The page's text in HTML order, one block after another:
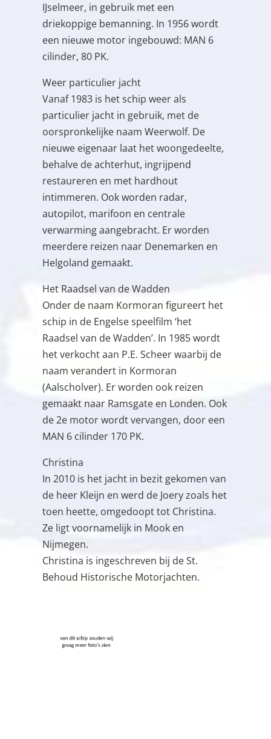
IJselmeer, in gebruik met een
driekoppige bemanning. In 1956 wordt
een nieuwe motor ingebouwd: MAN 6
cilinder, 80 PK.
Weer particulier jacht
Vanaf 1983 is het schip weer als
particulier jacht in gebruik, met de
oorspronkelijke naam Weerwolf. De
nieuwe eigenaar laat het woongedeelte,
behalve de achterhut, ingrijpend
restaureren en met hardhout
intimmeren. Ook worden radar,
autopilot, marifoon en centrale
verwarming aangebracht. Er worden
meerdere reizen naar Denemarken en
Helgoland gemaakt.
Het Raadsel van de Wadden
Onder de naam Kormoran figureert het
schip in de Engelse speelfilm ‘het
Raadsel van de Wadden’. In 1985 wordt
het verkocht aan P.E. Scheer waarbij de
naam verandert in Kormoran
(Aalscholver). Er worden ook reizen
gemaakt naar Ramsgate en Londen. Ook
de 2e motor wordt vervangen, door een
MAN 6 cilinder 170 PK.
Christina
In 2010 is het jacht in bezit gekomen van
de heer Kleijn en werd de Joery zoals het
toen heette, omgedoopt tot Christina.
Ze ligt voornamelijk in Mook en
Nijmegen.
Christina is ingeschreven bij de St.
Behoud Historische Motorjachten.